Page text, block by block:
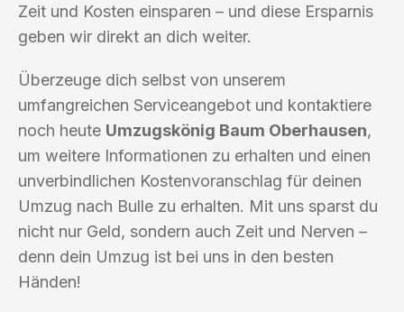
Zeit und Kosten einsparen – und diese Ersparnis
geben wir direkt an dich weiter.
Überzeuge dich selbst von unserem
umfangreichen Serviceangebot und kontaktiere
noch heute Umzugskönig Baum Oberhausen,
um weitere Informationen zu erhalten und einen
unverbindlichen Kostenvoranschlag für deinen
Umzug nach Bulle zu erhalten. Mit uns sparst du
nicht nur Geld, sondern auch Zeit und Nerven –
denn dein Umzug ist bei uns in den besten
Händen!